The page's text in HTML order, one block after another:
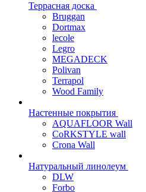
Террасная доска
Bruggan
Dortmax
lecole
Legro
MEGADECK
Polivan
Terrapol
Wood Family
Настенные покрытия
AQUAFLOOR Wall
CoRKSTYLE wall
Crona Wall
Натуральный линолеум
DLW
Forbo